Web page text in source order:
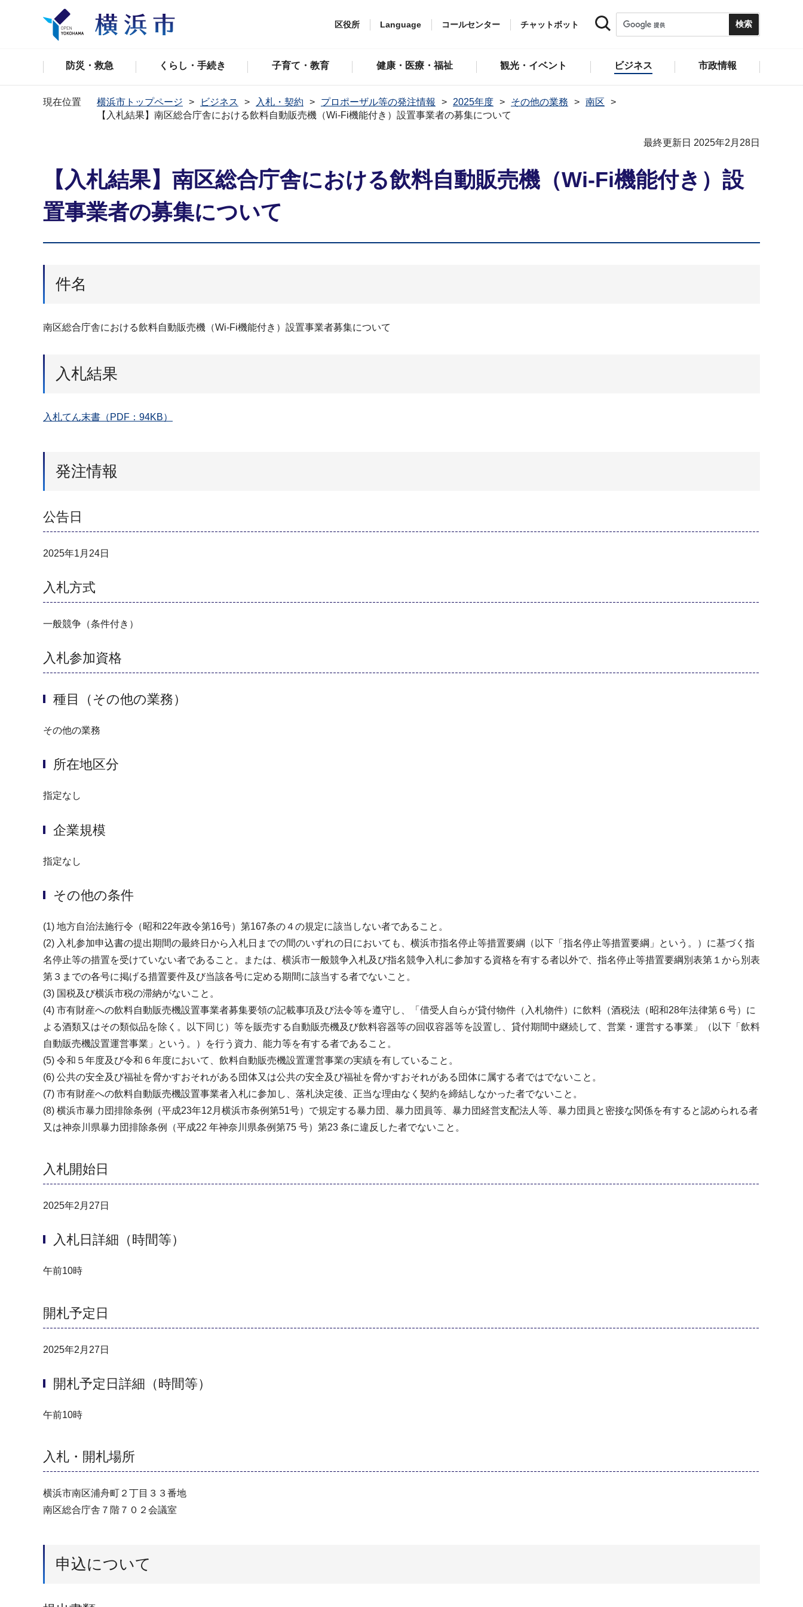
区役所 Language コールセンター チャットボット
防災・救急 くらし・手続き 子育て・教育 健康・医療・福祉 観光・イベント ビジネス 市政情報
現在位置 横浜市トップページ ビジネス 入札・契約 プロポーザル等の発注情報 2025年度 その他の業務
南区
【入札結果】南区総合庁舎における飲料自動販売機（Wi-Fi機能付き）設置事業者の募集について
最終更新日 2025年2月28日
【入札結果】南区総合庁舎における飲料自動販売機（Wi-Fi機能付き）設
置事業者の募集について
件名
南区総合庁舎における飲料自動販売機（Wi-Fi機能付き）設置事業者募集について
入札結果
入札てん末書（PDF：94KB）
発注情報
公告日
2025年1月24日
入札方式
一般競争（条件付き）
入札参加資格
種目（その他の業務）
その他の業務
所在地区分
指定なし
企業規模
指定なし
その他の条件
(1) 地方自治法施行令（昭和22年政令第16号）第167条の４の規定に該当しない者であること。
(2) 入札参加申込書の提出期間の最終日から入札日までの間のいずれの日においても、横浜市指名停止等措置要綱（以下「指名停止等措置要綱」という。）に基づく指
名停止等の措置を受けていない者であること。または、横浜市一般競争入札及び指名競争入札に参加する資格を有する者以外で、指名停止等措置要綱別表第１から別表
第３までの各号に掲げる措置要件及び当該各号に定める期間に該当する者でないこと。
(3) 国税及び横浜市税の滞納がないこと。
(4) 市有財産への飲料自動販売機設置事業者募集要領の記載事項及び法令等を遵守し、「借受人自らが貸付物件（入札物件）に飲料（酒税法（昭和28年法律第６号）に
よる酒類又はその類似品を除く。以下同じ）等を販売する自動販売機及び飲料容器等の回収容器等を設置し、貸付期間中継続して、営業・運営する事業」（以下「飲料
自動販売機設置運営事業」という。）を行う資力、能力等を有する者であること。
(5) 令和５年度及び令和６年度において、飲料自動販売機設置運営事業の実績を有していること。
(6) 公共の安全及び福祉を脅かすおそれがある団体又は公共の安全及び福祉を脅かすおそれがある団体に属する者ではでないこと。
(7) 市有財産への飲料自動販売機設置事業者入札に参加し、落札決定後、正当な理由なく契約を締結しなかった者でないこと。
(8) 横浜市暴力団排除条例（平成23年12月横浜市条例第51号）で規定する暴力団、暴力団員等、暴力団経営支配法人等、暴力団員と密接な関係を有すると認められる者
又は神奈川県暴力団排除条例（平成22 年神奈川県条例第75 号）第23 条に違反した者でないこと。
入札開始日
2025年2月27日
入札日詳細（時間等）
午前10時
開札予定日
2025年2月27日
開札予定日詳細（時間等）
午前10時
入札・開札場所
横浜市南区浦舟町２丁目３３番地
南区総合庁舎７階７０２会議室
申込について